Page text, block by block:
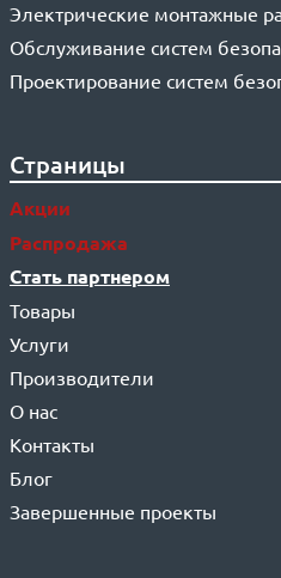
Электрические монтажные
Обслуживание систем
Проектирование систем
Страницы
Акции
Распродажа
Стать партнером
Товары
Услуги
Производители
О нас
Контакты
Блог
Завершенные проекты